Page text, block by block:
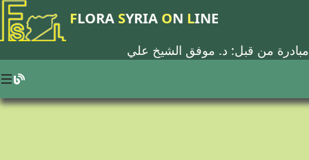
FLORA SYRIA ON LINE
مبادرة من قبل: د. موفق الشيخ علي